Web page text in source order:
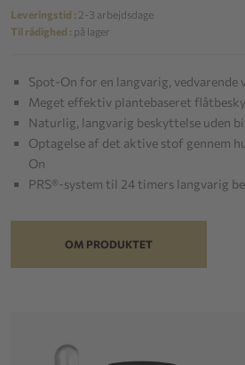
Leveringstid : 2-3 arbejdsdage
Til rådighed : på lager
Spot-On for en langvarig, vedvarende
Meget effektiv plantebaseret
Naturlig, langvarig beskyttelse uden
Optagelse af det aktive stof gennem
On
PRS®-system til 24 timers langvarig
OM PRODUKTET